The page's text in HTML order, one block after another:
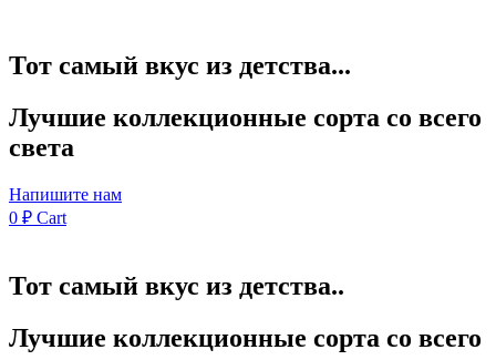
Тот самый вкус из детства...
Лучшие коллекционные сорта со всего
света
Напишите нам
0 ₽ Cart
Тот самый вкус из детства..
Лучшие коллекционные сорта со всего